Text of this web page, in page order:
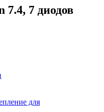
7 диодов
для